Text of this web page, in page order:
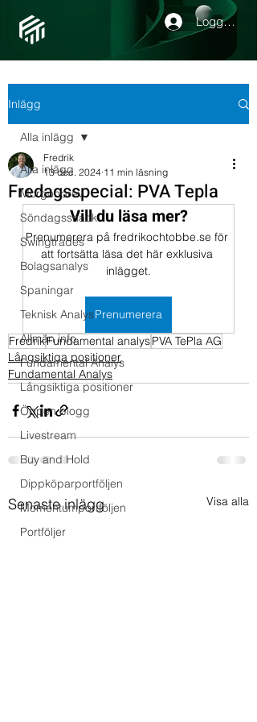
Logga in
Inlägg
Alla inlägg
Morgonbrev
Söndagssnack
Swingtrades
Bolagsanalys
Spaningar
Teknisk Analys
Allmän info
Fundamental Analys
Långsiktiga positioner
Öppen blogg
Livestream
Buy and Hold
Dippköparportföljen
Momentumportföljen
Portföljer
Alla inlägg
Fredagsspecial: PVA Tepla
Fredrik
13 dec. 2024 11 min läsning
Vill du läsa mer?
Prenumerera på fredrikochtobbe.se för
att fortsätta läsa det här exklusiva
inlägget.
Prenumerera
FredrikFundamental analysPVA TePla AG
Långsiktiga positioner
Fundamental Analys
Senaste inlägg Visa alla